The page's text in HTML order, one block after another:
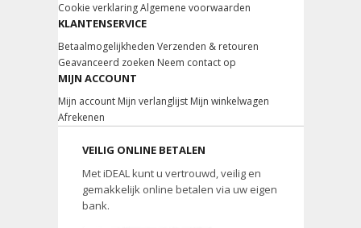
Cookie verklaring Algemene voorwaarden
KLANTENSERVICE
Betaalmogelijkheden Verzenden & retouren
Geavanceerd zoeken Neem contact op
MIJN ACCOUNT
Mijn account Mijn verlanglijst Mijn winkelwagen
Afrekenen
VEILIG ONLINE BETALEN
Met iDEAL kunt u vertrouwd, veilig en
gemakkelijk online betalen via uw eigen
bank.